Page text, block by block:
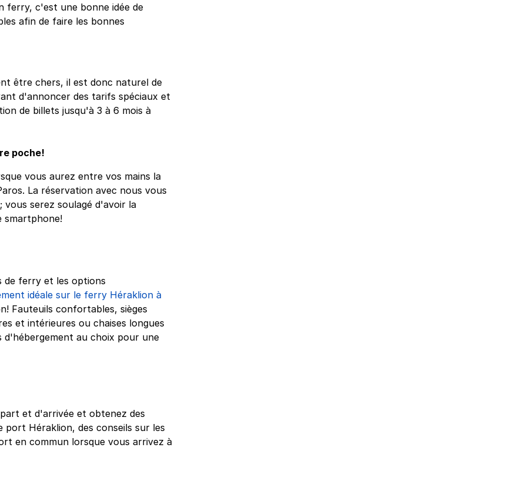
ferry, c'est une bonne idée de
afin de faire les bonnes
être chers, il est donc naturel de
d'annoncer des tarifs spéciaux et
de billets jusqu'à 3 à 6 mois à
poche!
vous aurez entre vos mains la
La réservation avec nous vous
serez soulagé d'avoir la
smartphone!
de ferry et les options
idéale sur le ferry Héraklion à
Fauteuils confortables, sièges
et intérieures ou chaises longues
d'hébergement au choix pour une
et d'arrivée et obtenez des
Héraklion, des conseils sur les
en commun lorsque vous arrivez à